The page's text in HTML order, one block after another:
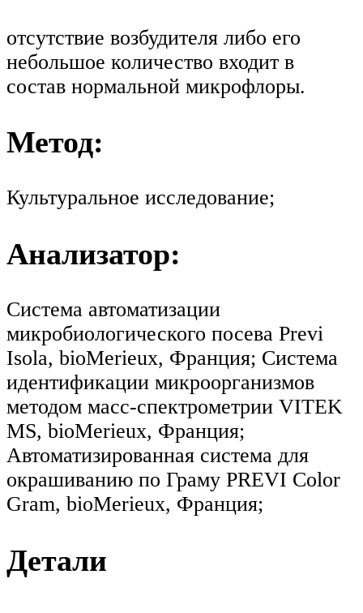
отсутствие возбудителя либо его
небольшое количество входит в
состав нормальной микрофлоры.
Метод:
Культуральное исследование;
Анализатор:
Система автоматизации
микробиологического посева Previ
Isola, bioMerieux, Франция; Система
идентификации микроорганизмов
методом масс-спектрометрии VITEK
MS, bioMerieux, Франция;
Автоматизированная система для
окрашиванию по Граму PREVI Color
Gram, bioMerieux, Франция;
Детали